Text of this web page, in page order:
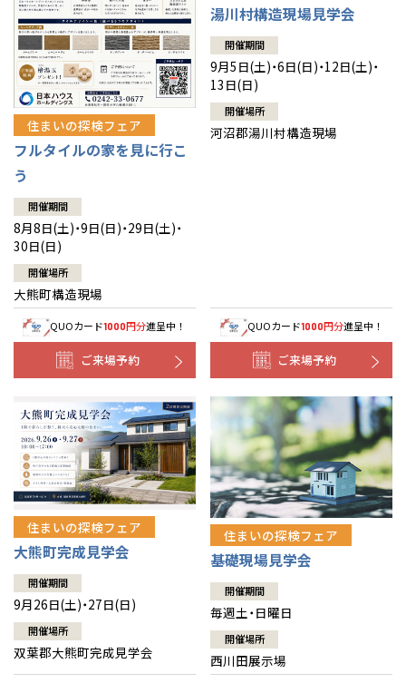
住まいの探検フェア
フルタイルの家を見に行こ
う
開催期間
8月8日(土)・9日(日)・29日(土)・
30日(日)
開催場所
大熊町構造現場
QUOカード1000円分進呈中！
ご来場予約
湯川村構造現場見学会
開催期間
9月5日(土)・6日(日)・12日(土)・
13日(日)
開催場所
河沼郡湯川村構造現場
QUOカード1000円分進呈中！
ご来場予約
住まいの探検フェア
大熊町完成見学会
開催期間
9月26日(土)・27日(日)
開催場所
双葉郡大熊町完成見学会
住まいの探検フェア
基礎現場見学会
開催期間
毎週土・日曜日
開催場所
西川田展示場